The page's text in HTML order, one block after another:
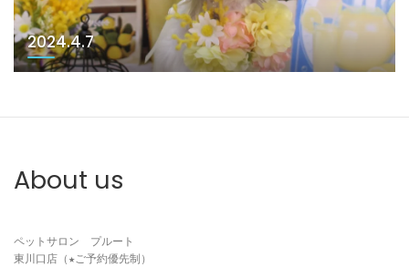
2024.4.7
About us
ペットサロン　プルート
東川口店（★ご予約優先制）